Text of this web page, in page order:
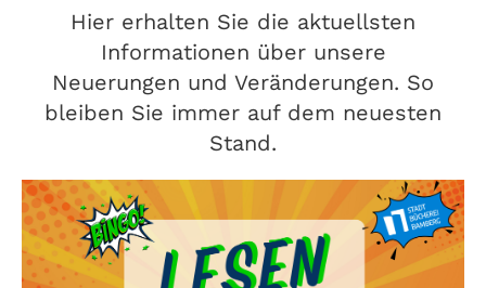
Hier erhalten Sie die aktuellsten
Informationen über unsere
Neuerungen und Veränderungen. So
bleiben Sie immer auf dem neuesten
Stand.